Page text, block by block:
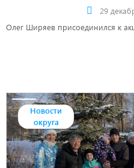
29
Олег Ширяев присоединился к
Новости
округа